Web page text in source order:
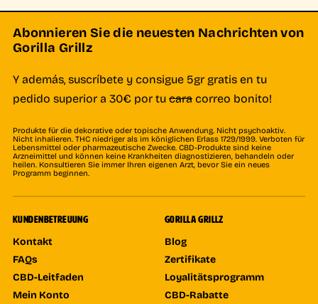
Abonnieren Sie die neuesten Nachrichten von
Gorilla Grillz
Y además, suscríbete y consigue 5gr gratis en tu
pedido superior a 30€ por tucaracorreo bonito!
Produkte für die dekorative oder topische Anwendung. Nicht psychoaktiv.
Nicht inhalieren. THC niedriger als im königlichen Erlass 1729/1999. Verboten für
Lebensmittel oder pharmazeutische Zwecke. CBD-Produkte sind keine
Arzneimittel und können keine Krankheiten diagnostizieren, behandeln oder
heilen. Konsultieren Sie immer Ihren eigenen Arzt, bevor Sie ein neues
Programm beginnen.
KUNDENBETREUUNG
Kontakt
FAQs
CBD-Leitfaden
Mein Konto
GORILLA GRILLZ
Blog
Zertifikate
Loyalitätsprogramm
CBD-Rabatte